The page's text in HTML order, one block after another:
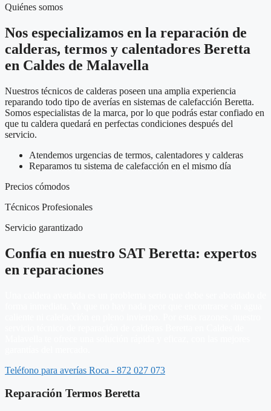
Quiénes somos
Nos especializamos en la reparación de
calderas, termos y calentadores Beretta
en Caldes de Malavella
Nuestros técnicos de calderas poseen una amplia experiencia
reparando todo tipo de averías en sistemas de calefacción Beretta.
Somos especialistas de la marca, por lo que podrás estar confiado en
que tu caldera quedará en perfectas condiciones después del
servicio.
Atendemos urgencias de termos, calentadores y calderas
Reparamos tu sistema de calefacción en el mismo día
Precios cómodos
Técnicos Profesionales
Servicio garantizado
Confía en nuestro SAT Beretta: expertos
en reparaciones
Teléfono para averías Roca - 872 027 073
Reparación Termos Beretta